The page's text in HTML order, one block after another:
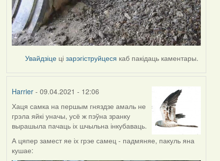
Увайдзіце цізарэгіструйцеся каб пакідаць каментары.
Harrier- 09.04.2021 - 12:06
Хаця самка на першым гняздзе амаль не
грэла яйкі уначы, усё ж пэўна зранку
вырашыла пачаць іх шчыльна інкубаваць.
А цяпер замест яе іх грэе самец - падмяняе, пакуль яна
кушае: